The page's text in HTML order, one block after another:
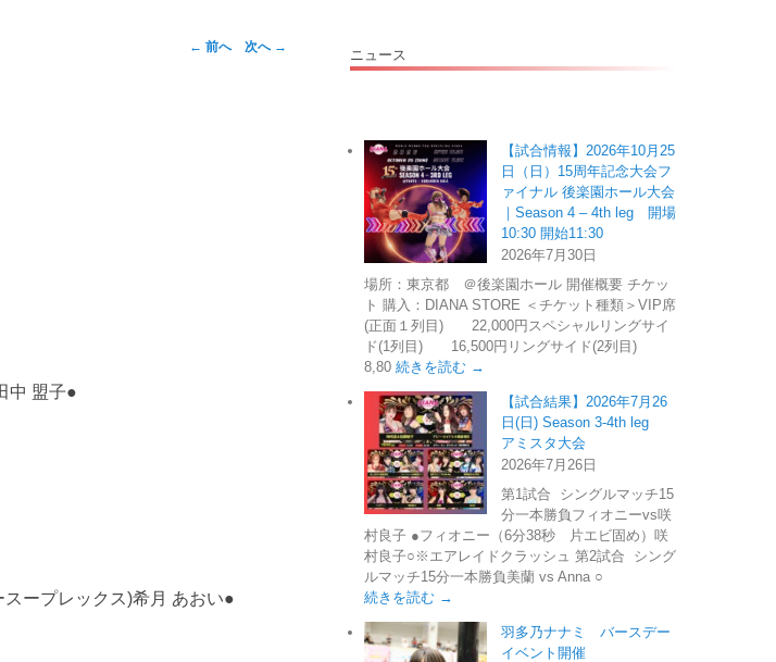
投
← 前へ 次へ →
中 盟子●
ープレックス)希月 あおい●
ニュース
【試合情報】2026年10月25
日（日）15周年記念大会フ
ァイナル 後楽園ホール大会
｜Season 4 – 4th leg 開場
10:30 開始11:30
2026年7月30日
場所：東京都 ＠後楽園ホール 開催概要 チケッ
ト 購入：DIANA STORE ＜チケット種類＞VIP席
(正面１列目) 22,000円スペシャルリングサイ
ド(1列目) 16,500円リングサイド(2列目)
8,80 続きを読む →
【試合結果】2026年7月26
日(日) Season 3-4th leg
アミスタ大会
2026年7月26日
第1試合 シングルマッチ15
分一本勝負フィオニーvs咲
村良子 ●フィオニー（6分38秒 片エビ固め）咲
村良子○※エアレイドクラッシュ 第2試合 シング
ルマッチ15分一本勝負美蘭 vs Anna ○
続きを読む →
羽多乃ナナミ バースデー
イベント開催